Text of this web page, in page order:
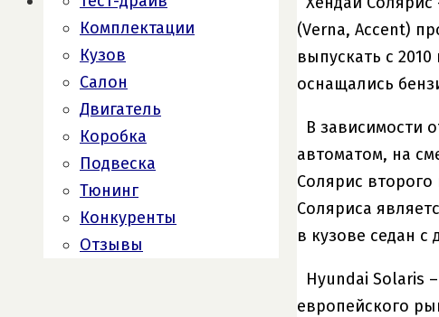
(Verna, Accent)
выпускать с
оснащались
В зависимости
автоматом, на
Солярис
Соляриса
в кузове седан с
Hyundai Solaris
европейского
Комплектации
Кузов
Салон
Двигатель
Коробка
Подвеска
Тюнинг
Конкуренты
Отзывы